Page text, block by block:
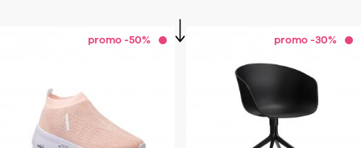
promo -50% promo -30%